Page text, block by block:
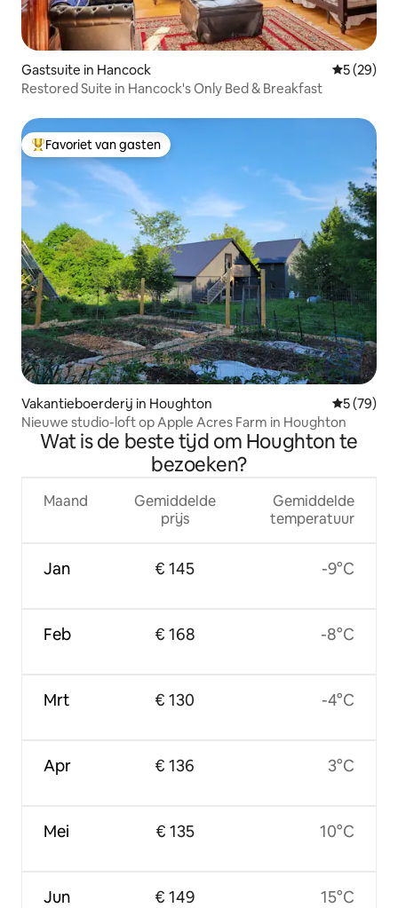
Gastsuite in Hancock
5 (29)
Restored Suite in Hancock's Only Bed & Breakfast
Topfavoriet van gasten
Favoriet van gasten
Vakantieboerderij in Houghton
5 (79)
Nieuwe studio-loft op Apple Acres Farm in Houghton
Wat is de beste tijd om Houghton te
bezoeken?
Maand
Jan
Feb
Mrt
Apr
Mei
Jun
Gemiddelde
prijs
€ 145
€ 168
€ 130
€ 136
€ 135
€ 149
Gemiddelde
temperatuur
-9°C
-8°C
-4°C
3°C
10°C
15°C